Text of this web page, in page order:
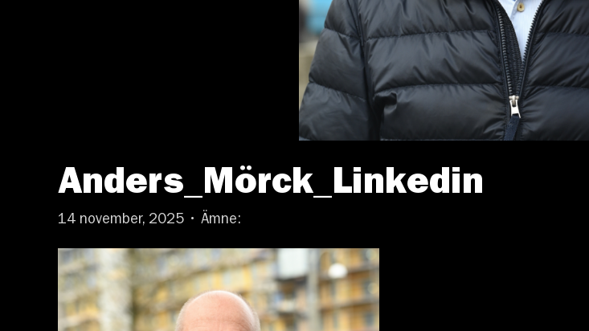
Anders_Mörck_Linkedin
14 november, 2025 • Ämne: